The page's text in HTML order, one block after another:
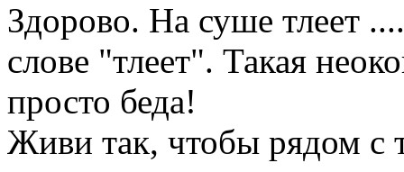
Здорово. На суше тлеет
слове "тлеет". Такая
просто беда!
Живи так, чтобы рядом с